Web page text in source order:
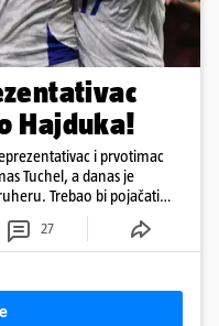
Hajduka!
i prvotimac
Tuchel, a danas je
Trebao bi pojačati
27